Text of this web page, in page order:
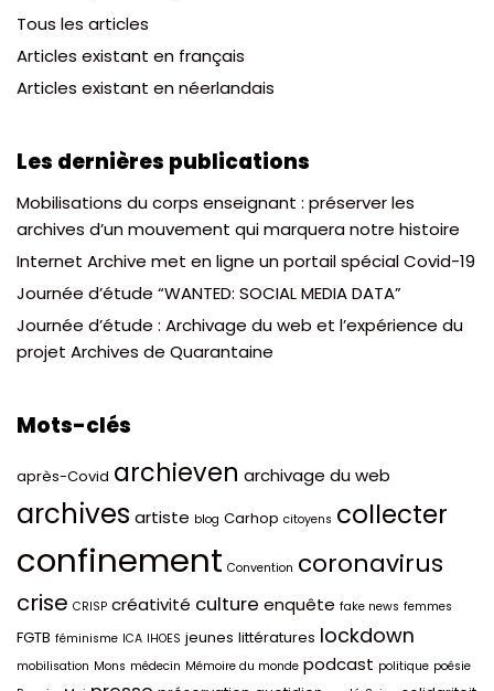
Tous les articles
Articles existant en français
Articles existant en néerlandais
Les dernières publications
Mobilisations du corps enseignant : préserver les
archives d’un mouvement qui marquera notre histoire
Internet Archive met en ligne un portail spécial Covid-19
Journée d’étude “WANTED: SOCIAL MEDIA DATA”
Journée d’étude : Archivage du web et l’expérience du
projet Archives de Quarantaine
Mots-clés
après-Covid archieven archivage du web
archives artiste blog Carhop citoyens collecter
confinement Convention coronavirus
crise CRISP créativité culture enquête fake news femmes
FGTB féminisme ICA IHOES jeunes littératures lockdown
mobilisation Mons médecin Mémoire du monde podcast politique poésie